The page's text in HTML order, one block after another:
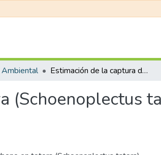
Ambiental Estimación de la captura de (CO2) en totora (Schoenoplectus tatora) de la Laguna Altoandina Orurillo – Puno
(Schoenoplectus